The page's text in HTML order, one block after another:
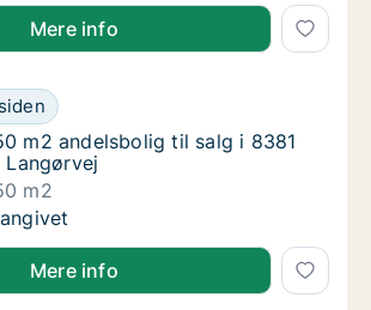
Mere info
m2 andelsbolig til salg i 8381 Tilst,
til salg i 8381 Tilst, Langørvej
m2 andelsbolig til salg i 8381 Tilst,
m2 andelsbolig til salg i 8381
Langørvej
m2
m2 andelsbolig til salg i 8381 Tilst,
Mere info